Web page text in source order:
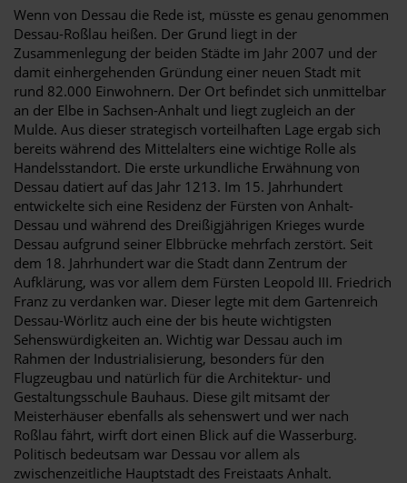
Wenn von Dessau die Rede ist, müsste es genau genommen
Dessau-Roßlau heißen. Der Grund liegt in der
Zusammenlegung der beiden Städte im Jahr 2007 und der
damit einhergehenden Gründung einer neuen Stadt mit
rund 82.000 Einwohnern. Der Ort befindet sich unmittelbar
an der Elbe in Sachsen-Anhalt und liegt zugleich an der
Mulde. Aus dieser strategisch vorteilhaften Lage ergab sich
bereits während des Mittelalters eine wichtige Rolle als
Handelsstandort. Die erste urkundliche Erwähnung von
Dessau datiert auf das Jahr 1213. Im 15. Jahrhundert
entwickelte sich eine Residenz der Fürsten von Anhalt-
Dessau und während des Dreißigjährigen Krieges wurde
Dessau aufgrund seiner Elbbrücke mehrfach zerstört. Seit
dem 18. Jahrhundert war die Stadt dann Zentrum der
Aufklärung, was vor allem dem Fürsten Leopold III. Friedrich
Franz zu verdanken war. Dieser legte mit dem Gartenreich
Dessau-Wörlitz auch eine der bis heute wichtigsten
Sehenswürdigkeiten an. Wichtig war Dessau auch im
Rahmen der Industrialisierung, besonders für den
Flugzeugbau und natürlich für die Architektur- und
Gestaltungsschule Bauhaus. Diese gilt mitsamt der
Meisterhäuser ebenfalls als sehenswert und wer nach
Roßlau fährt, wirft dort einen Blick auf die Wasserburg.
Politisch bedeutsam war Dessau vor allem als
zwischenzeitliche Hauptstadt des Freistaats Anhalt.